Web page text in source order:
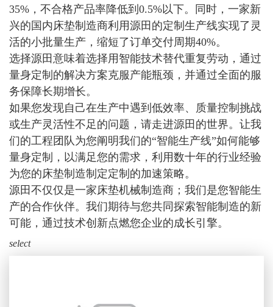
35%，不合格产品率降低到0.5%以下。同时，一家新
兴的国内床垫制造商利用源田的定制生产线实现了灵
活的小批量生产，缩短了订单交付周期40%。
选择源田意味着选择用智能技术替代重复劳动，通过
量身定制的解决方案克服产能瓶颈，并通过全面的服
务保障长期增长。
如果您发现自己在生产中遇到低效率、质量控制挑战
或生产灵活性不足的问题，请走进源田的世界。让我
们的工程团队为您阐明我们的“智能生产线”如何能够
量身定制，以满足您的需求，利用数十年的行业经验
为您的床垫制造制定定制的加速策略。
源田不仅仅是一家床垫机械制造商；我们是您智能生
产的合作伙伴。我们期待与您共同探索智能制造的新
可能，通过技术创新点燃您企业的成长引擎。
select